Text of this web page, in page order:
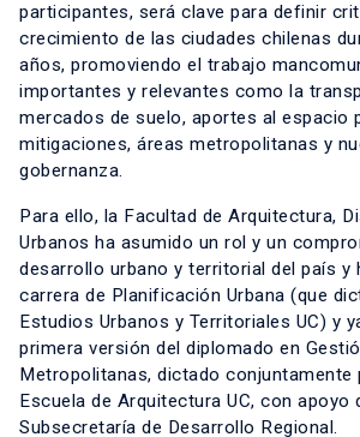
participantes, será clave para definir
crecimiento de las ciudades chilenas
años, promoviendo el trabajo
importantes y relevantes como la
mercados de suelo, aportes al espacio
mitigaciones, áreas metropolitanas y
gobernanza.
Para ello, la Facultad de Arquitectura,
Urbanos ha asumido un rol y un
desarrollo urbano y territorial del país y
carrera de Planificación Urbana (que
Estudios Urbanos y Territoriales UC) y
primera versión del diplomado en
Metropolitanas, dictado
Escuela de Arquitectura UC, con apoyo
Subsecretaría de Desarrollo Regional.